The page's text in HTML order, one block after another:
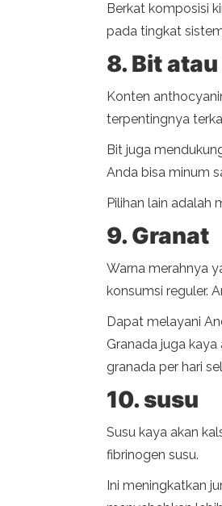
Berkat komposisi
pada tingkat
8. Bit
Konten
terpentingnya
Bit juga
Anda bisa minum
Pilihan lain adalah
9. Granat
Warna merahnya
konsumsi reguler.
Dapat melayani
Granada juga
granada per hari
10. susu
Susu kaya akan
fibrinogen susu.
Ini meningkatkan